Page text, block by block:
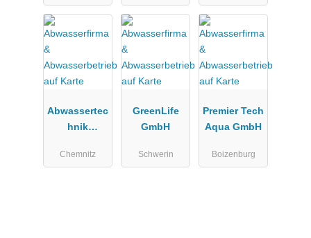
hutzfachleut
e
Abwassertec
hnik
GmbH
Chemnitz
GreenLife
GmbH
Schwerin
Premier Tech
Aqua GmbH
Boizenburg